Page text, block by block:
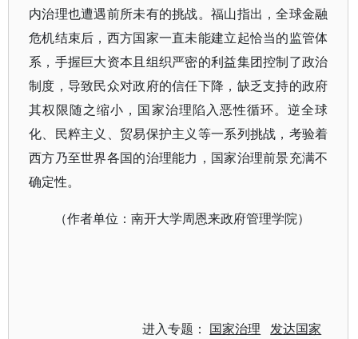
内治理也遭遇前所未有的挑战。福山指出，全球金融
危机结束后，西方国家一直未能建立起恰当的监管体
系，手握巨大资本且组织严密的利益集团控制了政治
制度，导致民众对政府的信任下降，缺乏支持的政府
其权限随之缩小，国家治理陷入恶性循环。逆全球
化、民粹主义、贸易保护主义等一系列挑战，考验着
西方乃至世界各国的治理能力，国家治理前景充满不
确定性。
（作者单位：南开大学周恩来政府管理学院）
进入专题： 国家治理 发达国家